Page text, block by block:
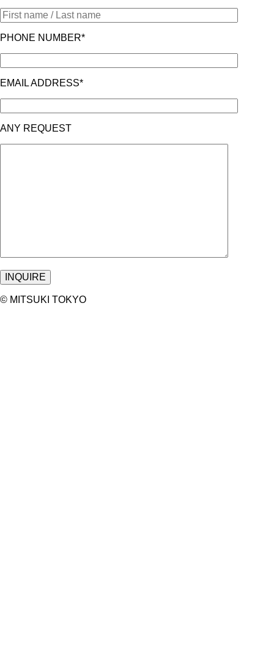
PHONE NUMBER*
EMAIL ADDRESS*
ANY REQUEST
©︎ MITSUKI TOKYO